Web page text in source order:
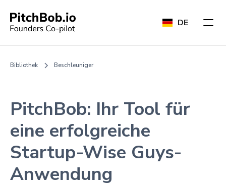
DE
Bibliothek Beschleuniger
PitchBob: Ihr Tool für
eine erfolgreiche
Startup-Wise Guys-
Anwendung